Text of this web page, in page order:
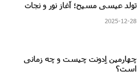
تولد عیسی مسیح؛ آغاز نور و نجات
2025-12-28
چهارمین اِدونت چیست و چه زمانی
است؟